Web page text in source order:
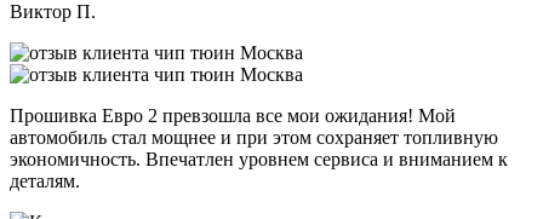
Виктор П.
Прошивка Евро 2 превзошла все мои ожидания! Мой
автомобиль стал мощнее и при этом сохраняет топливную
экономичность. Впечатлен уровнем сервиса и вниманием к
деталям.